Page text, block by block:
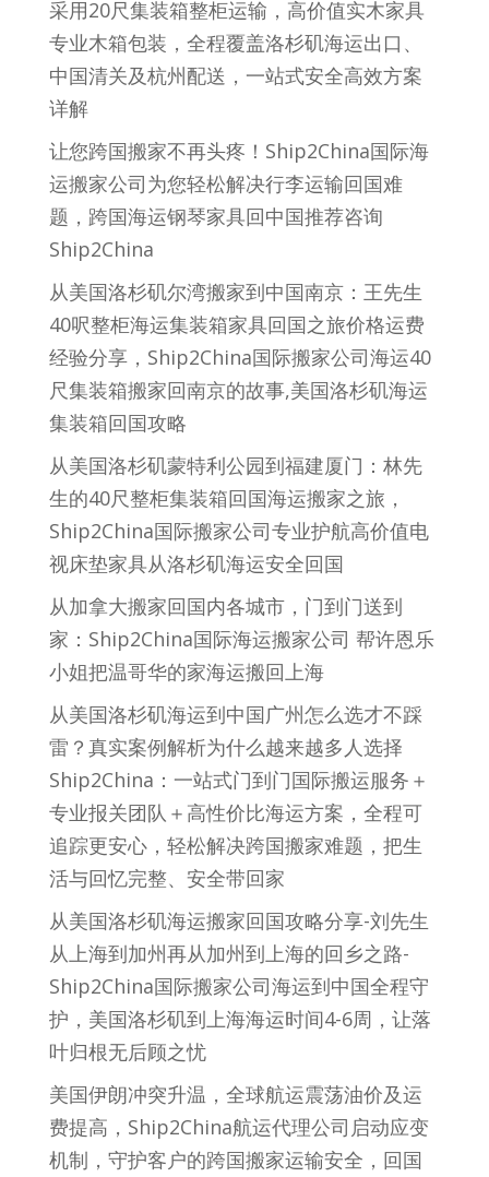
采用20尺集装箱整柜运输，高价值实木家具
专业木箱包装，全程覆盖洛杉矶海运出口、
中国清关及杭州配送，一站式安全高效方案
详解
让您跨国搬家不再头疼！Ship2China国际海
运搬家公司为您轻松解决行李运输回国难
题，跨国海运钢琴家具回中国推荐咨询
Ship2China
从美国洛杉矶尔湾搬家到中国南京：王先生
40呎整柜海运集装箱家具回国之旅价格运费
经验分享，Ship2China国际搬家公司海运40
尺集装箱搬家回南京的故事,美国洛杉矶海运
集装箱回国攻略
从美国洛杉矶蒙特利公园到福建厦门：林先
生的40尺整柜集装箱回国海运搬家之旅，
Ship2China国际搬家公司专业护航高价值电
视床垫家具从洛杉矶海运安全回国
从加拿大搬家回国内各城市，门到门送到
家：Ship2China国际海运搬家公司 帮许恩乐
小姐把温哥华的家海运搬回上海
从美国洛杉矶海运到中国广州怎么选才不踩
雷？真实案例解析为什么越来越多人选择
Ship2China：一站式门到门国际搬运服务＋
专业报关团队＋高性价比海运方案，全程可
追踪更安心，轻松解决跨国搬家难题，把生
活与回忆完整、安全带回家
从美国洛杉矶海运搬家回国攻略分享-刘先生
从上海到加州再从加州到上海的回乡之路-
Ship2China国际搬家公司海运到中国全程守
护，美国洛杉矶到上海海运时间4-6周，让落
叶归根无后顾之忧
美国伊朗冲突升温，全球航运震荡油价及运
费提高，Ship2China航运代理公司启动应变
机制，守护客户的跨国搬家运输安全，回国